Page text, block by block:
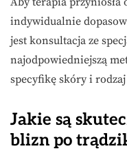
indywidualnie
jest konsultacja ze
najodpowiedniejszą
specyfikę skóry i
Jakie są
blizn po